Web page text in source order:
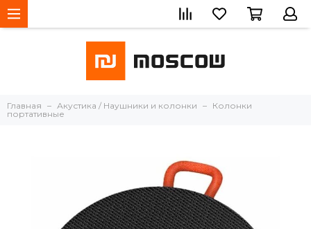
Главная Акустика / Наушники и колонки
Колонки
портативные